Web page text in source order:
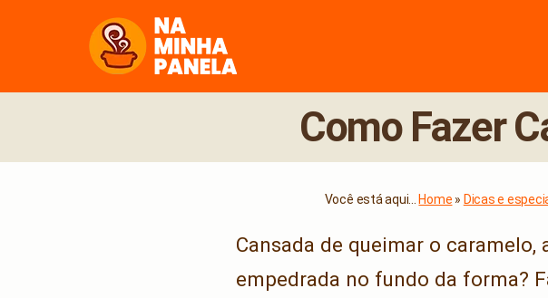
Como Fazer
Você está aqui... Home » Dicas e
Cansada de queimar o
empedrada no fundo da forma?